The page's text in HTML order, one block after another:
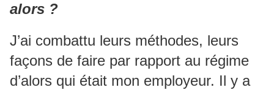
alors ?
J’ai combattu leurs méthodes, leurs
façons de faire par rapport au régime
d’alors qui était mon employeur. Il y a